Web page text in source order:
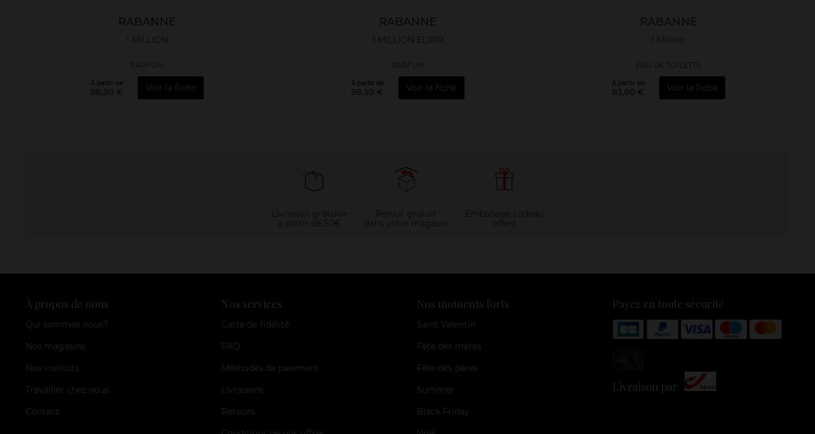
RABANNE
1 MILLION
PARFUM
À partir de
88,90 € Voir la fiche
RABANNE
1 MILLION ELIXIR
PARFUM
À partir de
98,50 € Voir la fiche
RABANNE
1 Million
EAU DE TOILETTE
À partir de
83,90 € Voir la fiche
À propos de nous
Qui sommes nous?
Nos magasins
Nos instituts
Travailler chez nous
Contact
Nos services
Carte de fidélité
FAQ
Méthodes de paiement
Livraisons
Retours
Nos moments forts
Saint Valentin
Fête des mères
Fête des pères
Summer
Black Friday
Payez en toute sécurité
Livraison par